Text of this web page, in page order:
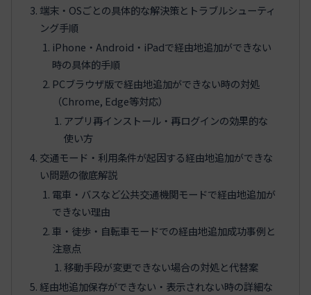
端末・OSごとの具体的な解決策とトラブルシューティ
ング手順
iPhone・Android・iPadで経由地追加ができない
時の具体的手順
PCブラウザ版で経由地追加ができない時の対処
（Chrome, Edge等対応）
アプリ再インストール・再ログインの効果的な
使い方
交通モード・利用条件が起因する経由地追加ができな
い問題の徹底解説
電車・バスなど公共交通機関モードで経由地追加が
できない理由
車・徒歩・自転車モードでの経由地追加成功事例と
注意点
移動手段が変更できない場合の対処と代替案
経由地追加保存ができない・表示されない時の詳細な